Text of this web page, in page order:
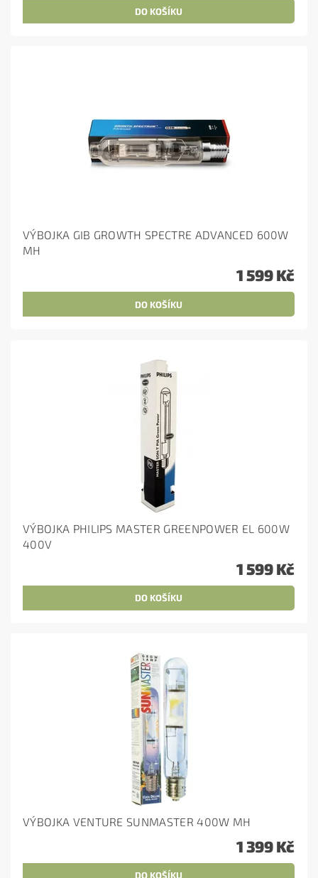
VÝBOJKA GIB GROWTH SPECTRE ADVANCED 600W
MH
1 599 Kč
VÝBOJKA PHILIPS MASTER GREENPOWER EL 600W
400V
1 599 Kč
VÝBOJKA VENTURE SUNMASTER 400W MH
1 399 Kč